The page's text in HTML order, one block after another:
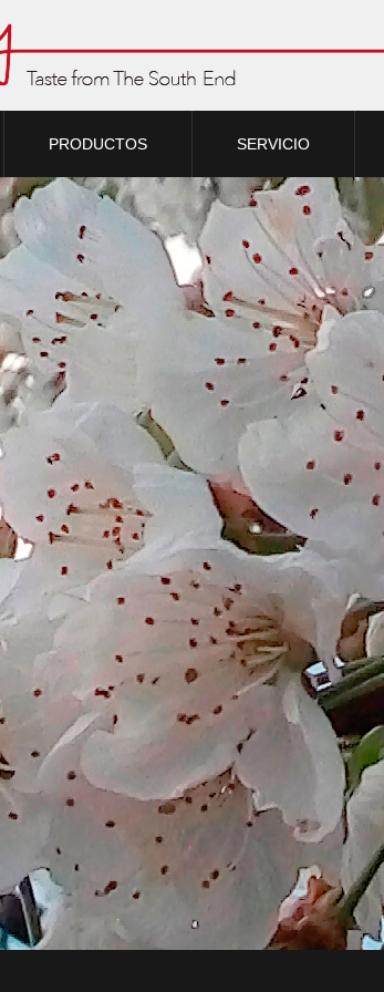
PRODUCTOS SERVICIO